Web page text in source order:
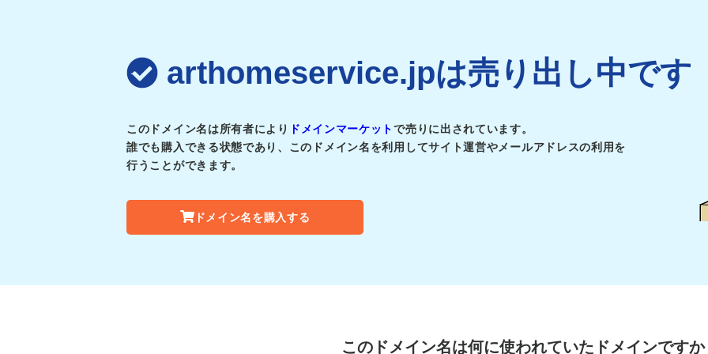
arthomeservice.jpは売り出し中です
このドメイン名は所有者により ドメインマーケットで売りに出されています。
誰でも購入できる状態であり、このドメイン名を利用してサイト運営やメールアドレスの利用を
行うことができます。
ドメイン名を購入する
このドメイン名は何に使われていたドメインですか